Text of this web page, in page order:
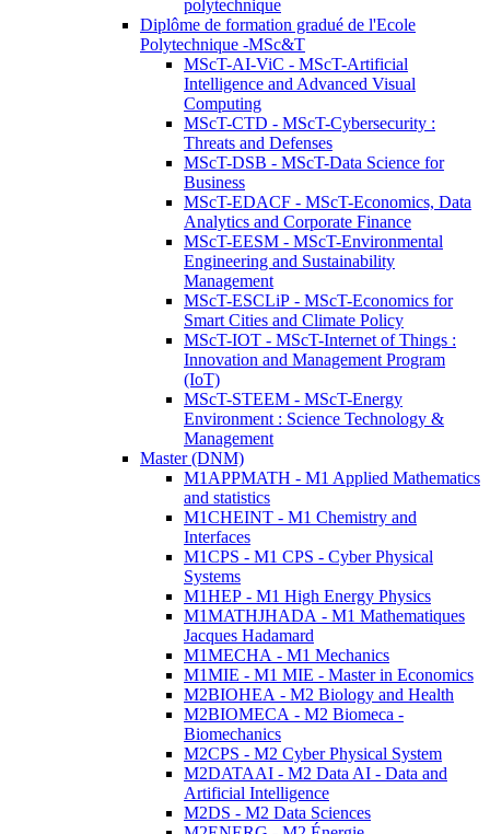
polytechnique
Diplôme de formation gradué de l'Ecole
Polytechnique -MSc&T
MScT-AI-ViC - MScT-Artificial
Intelligence and Advanced Visual
Computing
MScT-CTD - MScT-Cybersecurity :
Threats and Defenses
MScT-DSB - MScT-Data Science for
Business
MScT-EDACF - MScT-Economics, Data
Analytics and Corporate Finance
MScT-EESM - MScT-Environmental
Engineering and Sustainability
Management
MScT-ESCLiP - MScT-Economics for
Smart Cities and Climate Policy
MScT-IOT - MScT-Internet of Things :
Innovation and Management Program
(IoT)
MScT-STEEM - MScT-Energy
Environment : Science Technology &
Management
Master (DNM)
M1APPMATH - M1 Applied Mathematics
and statistics
M1CHEINT - M1 Chemistry and
Interfaces
M1CPS - M1 CPS - Cyber Physical
Systems
M1HEP - M1 High Energy Physics
M1MATHJHADA - M1 Mathematiques
Jacques Hadamard
M1MECHA - M1 Mechanics
M1MIE - M1 MIE - Master in Economics
M2BIOHEA - M2 Biology and Health
M2BIOMECA - M2 Biomeca -
Biomechanics
M2CPS - M2 Cyber Physical System
M2DATAAI - M2 Data AI - Data and
Artificial Intelligence
M2DS - M2 Data Sciences